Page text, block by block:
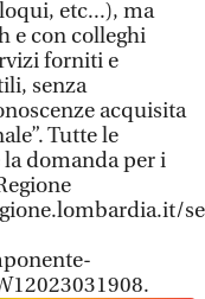
etc...), ma
e con colleghi
forniti e
senza
acquisita
Tutte le
domanda per i